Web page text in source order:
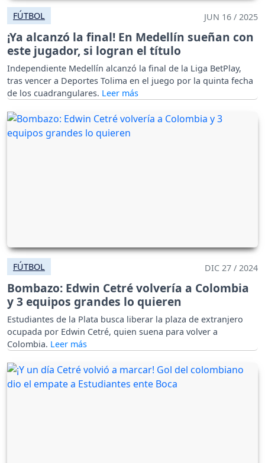
FÚTBOL JUN 16 / 2025
¡Ya alcanzó la final! En Medellín sueñan con
este jugador, si logran el título
Independiente Medellín alcanzó la final de la Liga BetPlay,
tras vencer a Deportes Tolima en el juego por la quinta fecha
de los cuadrangulares.
FÚTBOL DIC 27 / 2024
Bombazo: Edwin Cetré volvería a Colombia
y 3 equipos grandes lo quieren
Estudiantes de la Plata busca liberar la plaza de extranjero
ocupada por Edwin Cetré, quien suena para volver a
Colombia.